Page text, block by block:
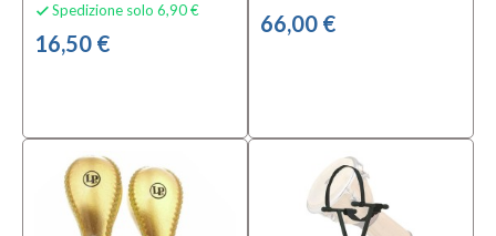
 Spedizione solo 6,90 €
16,50 €
66,00 €